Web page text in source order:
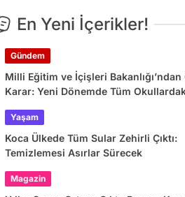
En Yeni İçerikler!
Gündem
Milli Eğitim ve İçişleri Bakanlığı’ndan
Karar: Yeni Dönemde Tüm
Yaşam
Koca Ülkede Tüm Sular Zehirli Çıktı:
Temizlemesi Asırlar Sürecek
Magazin